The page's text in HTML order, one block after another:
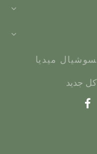
ميديا
كل جديد